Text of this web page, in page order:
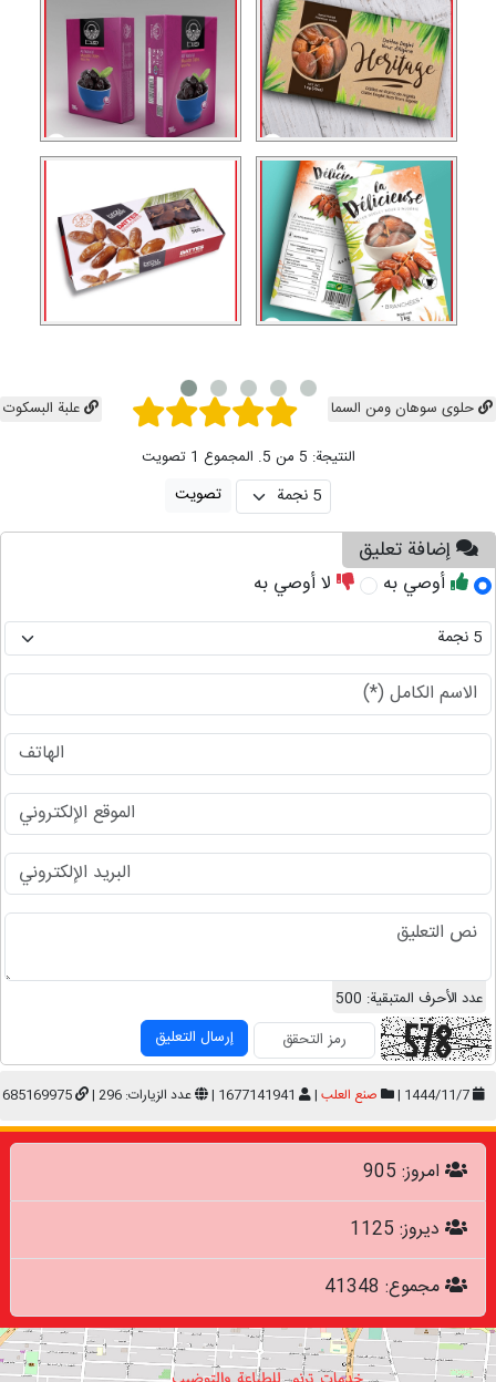
حلوی سوهان ومن السما
علبة البسکوت
النتيجة: 5 من 5. المجموع 1 تصويت
إضافة تعليق
أوصي به لا أوصي به
عدد الأحرف المتبقية: 500
إرسال التعليق
صنع العلب | عدد الزيارات: 296 |
امروز: 905
دیروز: 1125
مجموع: 41348